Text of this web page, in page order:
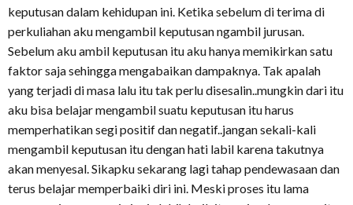
keputusan dalam kehidupan ini. Ketika sebelum di terima di
perkuliahan aku mengambil keputusan ngambil jurusan.
Sebelum aku ambil keputusan itu aku hanya memikirkan satu
faktor saja sehingga mengabaikan dampaknya. Tak apalah
yang terjadi di masa lalu itu tak perlu disesalin..mungkin dari itu
aku bisa belajar mengambil suatu keputusan itu harus
memperhatikan segi positif dan negatif..jangan sekali-kali
mengambil keputusan itu dengan hati labil karena takutnya
akan menyesal. Sikapku sekarang lagi tahap pendewasaan dan
terus belajar memperbaiki diri ini. Meski proses itu lama